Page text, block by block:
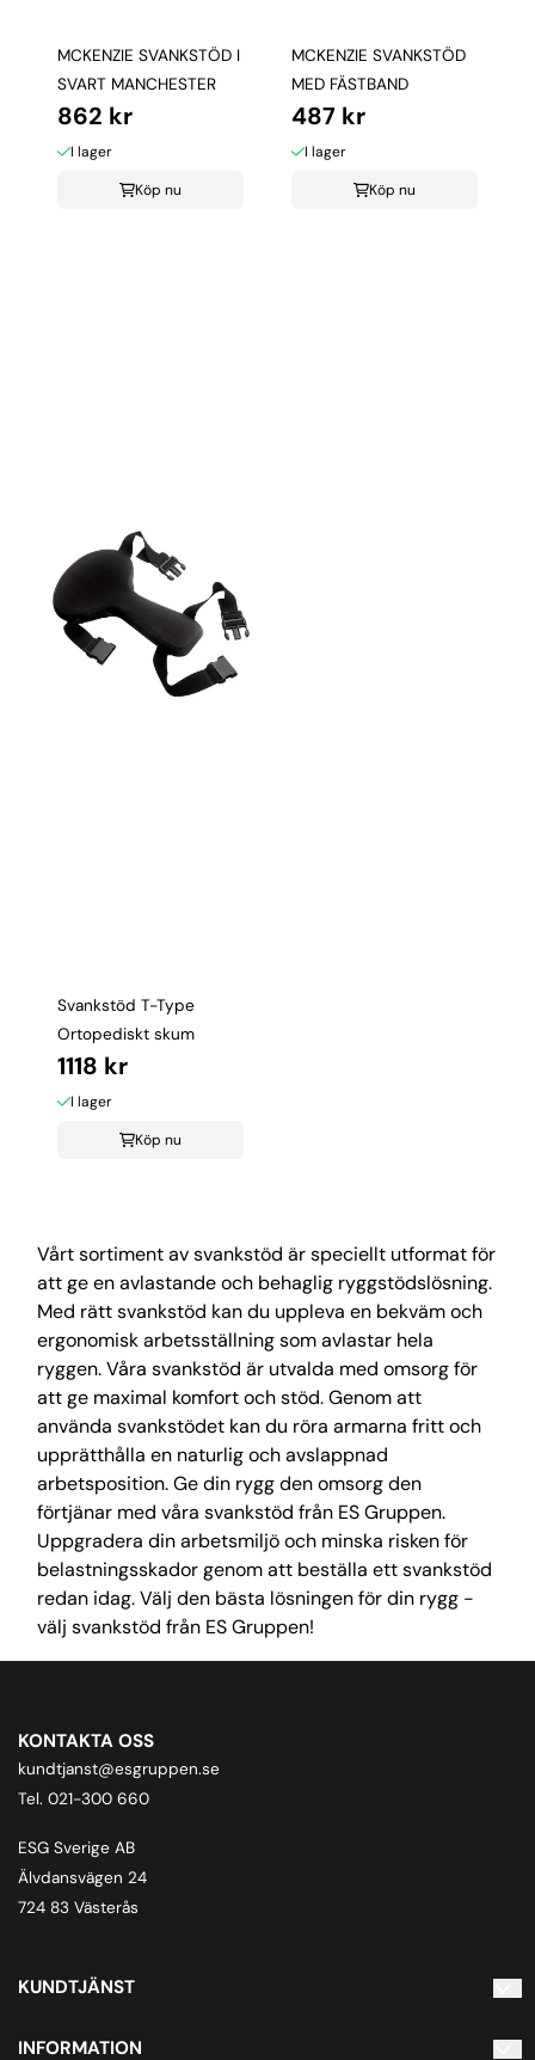
MCKENZIE SVANKSTÖD I
SVART MANCHESTER
862 kr
I lager
Köp nu
MCKENZIE SVANKSTÖD
MED FÄSTBAND
487 kr
I lager
Köp nu
Svankstöd T-Type
Ortopediskt skum
1118 kr
I lager
Köp nu
Vårt sortiment av svankstöd är speciellt utformat för
att ge en avlastande och behaglig ryggstödslösning.
Med rätt svankstöd kan du uppleva en bekväm och
ergonomisk arbetsställning som avlastar hela
ryggen. Våra svankstöd är utvalda med omsorg för
att ge maximal komfort och stöd. Genom att
använda svankstödet kan du röra armarna fritt och
upprätthålla en naturlig och avslappnad
arbetsposition. Ge din rygg den omsorg den
förtjänar med våra svankstöd från ES Gruppen.
Uppgradera din arbetsmiljö och minska risken för
belastningsskador genom att beställa ett svankstöd
redan idag. Välj den bästa lösningen för din rygg -
välj svankstöd från ES Gruppen!
KONTAKTA OSS
kundtjanst@esgruppen.se
Tel. 021-300 660
ESG Sverige AB
Älvdansvägen 24
724 83 Västerås
KUNDTJÄNST
Inloggning
INFORMATION